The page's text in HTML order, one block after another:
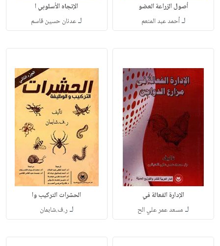
أصول الزراعة العضو
لـأحمد عبد المنعم
الإتجاه الأسلوبي ا
لـعدنان حسين قاسم
الإدارة الفعالة في
لـ مسعد عمر علي الح
الحشرات التركيب وا
لـ ر.ف.شابمان